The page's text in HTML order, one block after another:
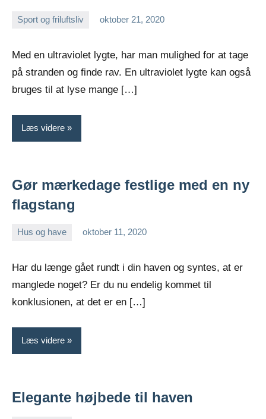
Sport og friluftsliv oktober 21, 2020
Esben
Med en ultraviolet lygte, har man mulighed for at tage
på stranden og finde rav. En ultraviolet lygte kan også
bruges til at lyse mange […]
Læs videre
Gør mærkedage festlige med en ny
flagstang
Hus og have oktober 11, 2020
Har du længe gået rundt i din haven og syntes, at er
manglede noget? Er du nu endelig kommet til
konklusionen, at det er en […]
Læs videre
Elegante højbede til haven